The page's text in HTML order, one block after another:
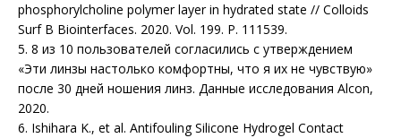
phosphorylcholine polymer layer in hydrated state // Colloids
Surf B Biointerfaces. 2020. Vol. 199. P. 111539.
5. 8 из 10 пользователей согласились с утверждением
«Эти линзы настолько комфортны, что я их не чувствую»
после 30 дней ношения линз. Данные исследования Alcon,
2020.
6. Ishihara K., et al. Antifouling Silicone Hydrogel Contact